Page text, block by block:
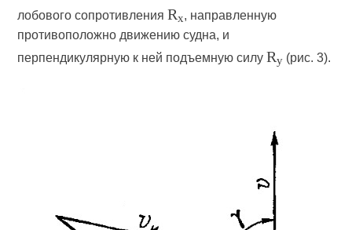
лобового сопротивления Rx, направленную
противоположно движению судна, и
перпендикулярную к ней подъемную силу Ry (рис. 3).